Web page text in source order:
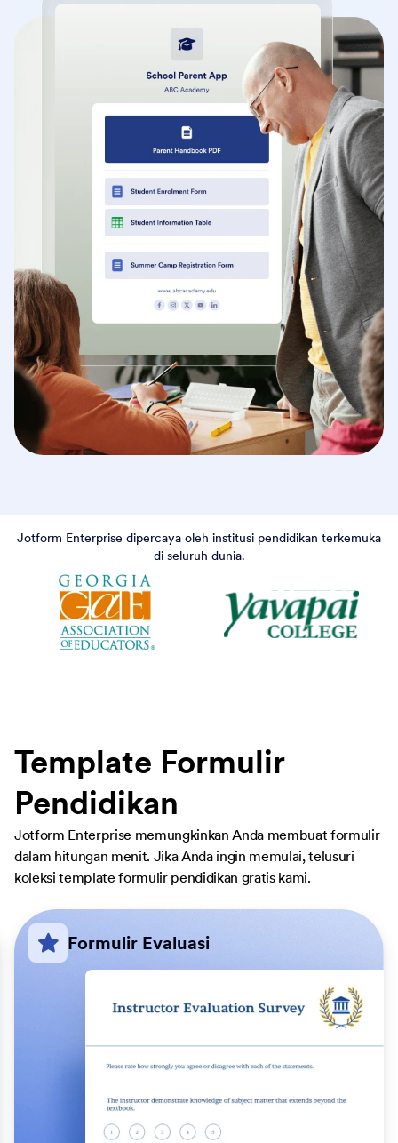
Jotform Enterprise dipercaya oleh institusi pendidikan terkemuka
di seluruh dunia.
Template Formulir
Pendidikan
Jotform Enterprise memungkinkan Anda membuat formulir
dalam hitungan menit. Jika Anda ingin memulai, telusuri
koleksi template formulir pendidikan gratis kami.
Formulir Evaluasi